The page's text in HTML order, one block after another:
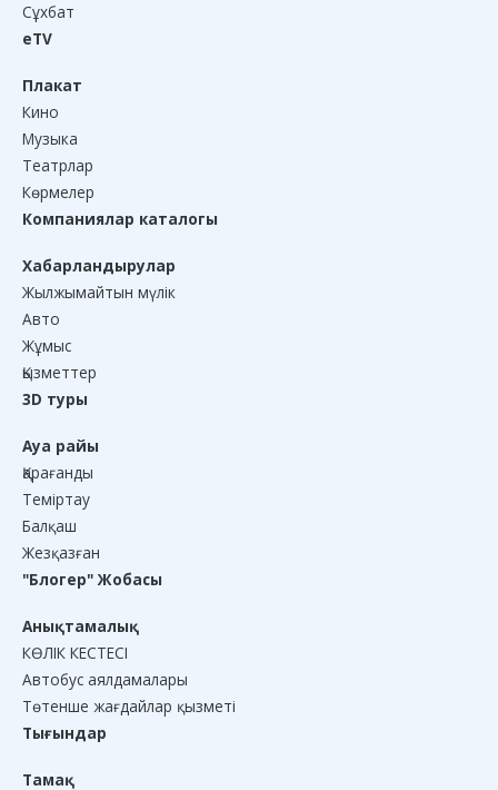
Сұхбат
eTV
Плакат
Кино
Музыка
Театрлар
Көрмелер
Компаниялар каталогы
Хабарландырулар
Жылжымайтын мүлік
Авто
Жұмыс
Қызметтер
3D туры
Ауа райы
Қарағанды
Теміртау
Балқаш
Жезқазған
"Блогер" Жобасы
Анықтамалық
КӨЛІК КЕСТЕСІ
Автобус аялдамалары
Төтенше жағдайлар қызметі
Тығындар
Тамақ